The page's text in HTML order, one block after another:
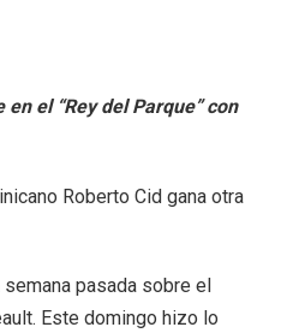
el “Rey del Parque” con
Roberto Cid gana otra
pasada sobre el
Este domingo hizo lo